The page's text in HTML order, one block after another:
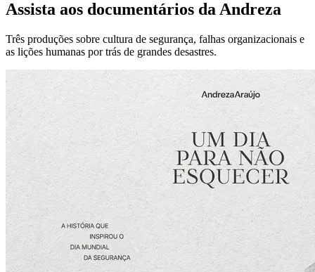
Assista aos documentários da Andreza
Três produções sobre cultura de segurança, falhas organizacionais e
as lições humanas por trás de grandes desastres.